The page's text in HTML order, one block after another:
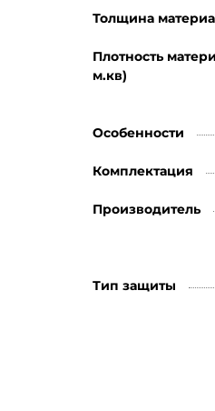
Толщина
Плотность
м.кв)
Особенности
Комплектация
Производитель
Тип защиты